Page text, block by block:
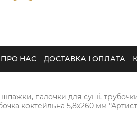
ПРО НАС ДОСТАВКА І ОПЛАТА
палочки для суші,
коктейльна 5,8х260 мм